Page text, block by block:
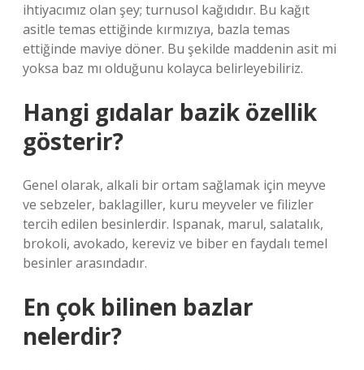
ihtiyacımız olan şey; turnusol kağıdıdır. Bu kağıt
asitle temas ettiğinde kırmızıya, bazla temas
ettiğinde maviye döner. Bu şekilde maddenin asit mi
yoksa baz mı olduğunu kolayca belirleyebiliriz.
Hangi gıdalar bazik özellik
gösterir?
Genel olarak, alkali bir ortam sağlamak için meyve
ve sebzeler, baklagiller, kuru meyveler ve filizler
tercih edilen besinlerdir. Ispanak, marul, salatalık,
brokoli, avokado, kereviz ve biber en faydalı temel
besinler arasındadır.
En çok bilinen bazlar
nelerdir?